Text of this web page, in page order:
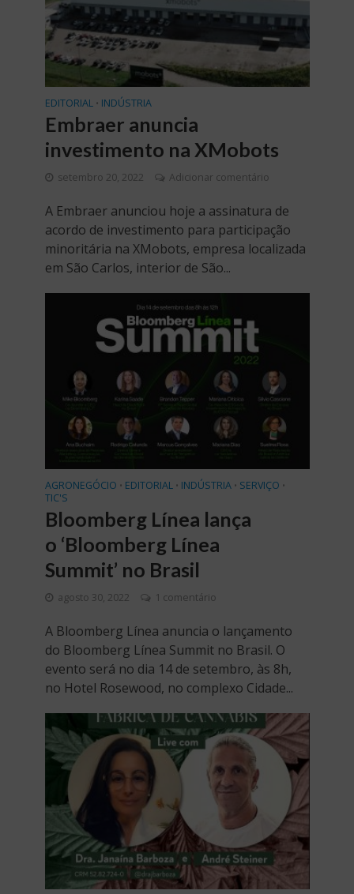
EDITORIAL • INDÚSTRIA
Embraer anuncia
investimento na XMobots
setembro 20, 2022 Adicionar comentário
A Embraer anunciou hoje a assinatura de
acordo de investimento para participação
minoritária na XMobots, empresa localizada
em São Carlos, interior de São...
AGRONEGÓCIO • EDITORIAL • INDÚSTRIA • SERVIÇO •
TIC'S
Bloomberg Línea lança
o ‘Bloomberg Línea
Summit’ no Brasil
agosto 30, 2022 1 comentário
A Bloomberg Línea anuncia o lançamento
do Bloomberg Línea Summit no Brasil. O
evento será no dia 14 de setembro, às 8h,
no Hotel Rosewood, no complexo Cidade...